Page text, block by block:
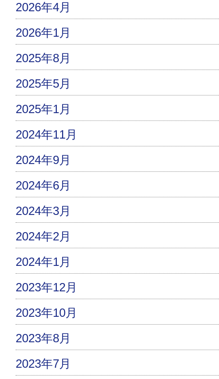
2026年4月
2026年1月
2025年8月
2025年5月
2025年1月
2024年11月
2024年9月
2024年6月
2024年3月
2024年2月
2024年1月
2023年12月
2023年10月
2023年8月
2023年7月